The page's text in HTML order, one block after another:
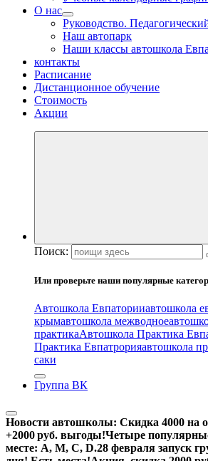
О нас
Руководство.
Наш автопарк
Наши классы автошкола
контакты
Расписание
Дистанционное обучение
Стоимость
Акции
Поиск:
Или проверьте наши популярные
Автошкола Евпаторииавтошкола
крымавтошкола межводное
практикаАвтошкола Практика
Практика Евпатрорияавтошкола
саки
Группа ВК
Новости автошколы: Скидка 4000 на
+2000 руб. выгоды!Четыре
месте: А, М, С, D.28 февраля запуск